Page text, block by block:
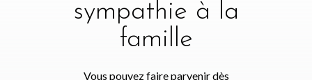
sympathie à la
famille
Vous pouvez faire parvenir dès